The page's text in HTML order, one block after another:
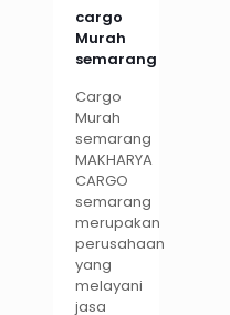
cargo
Murah
semarang
Cargo
Murah
semarang
MAKHARYA
CARGO
semarang
merupakan
perusahaan
yang
melayani
jasa